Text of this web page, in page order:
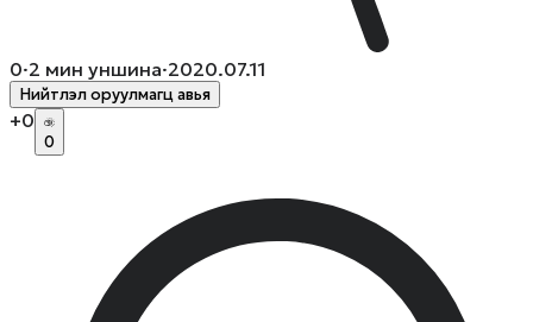
0·2 мин уншина·2020.07.11
Нийтлэл оруулмагц авья
+0
0